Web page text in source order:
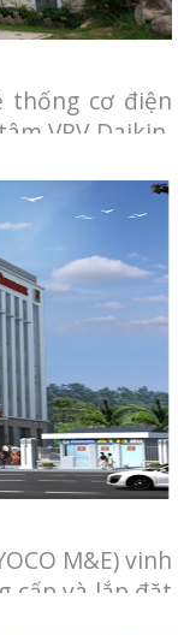
thống cơ điện
VRV Daikin,
M&E) vinh
cấp và lắp đặt